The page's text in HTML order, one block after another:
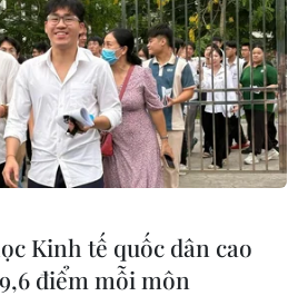
Kinh tế quốc dân cao
điểm mỗi môn